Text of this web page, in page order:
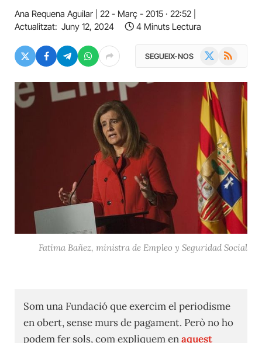
Ana Requena Aguilar
22 - Març - 2015 · 22:52
Actualitzat: Juny 12, 2024 4 Minuts Lectura
SEGUEIX-NOS RSS
Fatima Bañez, ministra de Empleo y Seguridad Social
Som una Fundació que exercim el periodisme
en obert, sense murs de pagament. Però no ho
podem fer sols, com expliquem enaquest